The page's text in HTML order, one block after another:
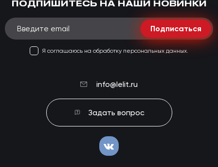
ПОДПИШИТЕСЬ НА НАШИ НОВИНКИ
Подписаться
Я соглашаюсь на обработку персональных данных.
info@lelit.ru
Задать вопрос